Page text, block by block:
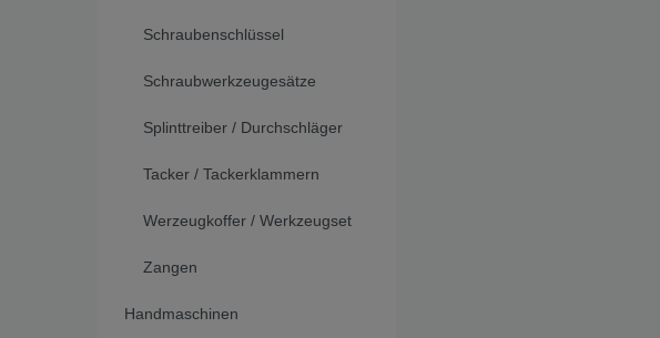
Schraubenschlüssel
Schraubwerkzeugesätze
Splinttreiber / Durchschläger
Tacker / Tackerklammern
Werzeugkoffer / Werkzeugset
Zangen
Handmaschinen